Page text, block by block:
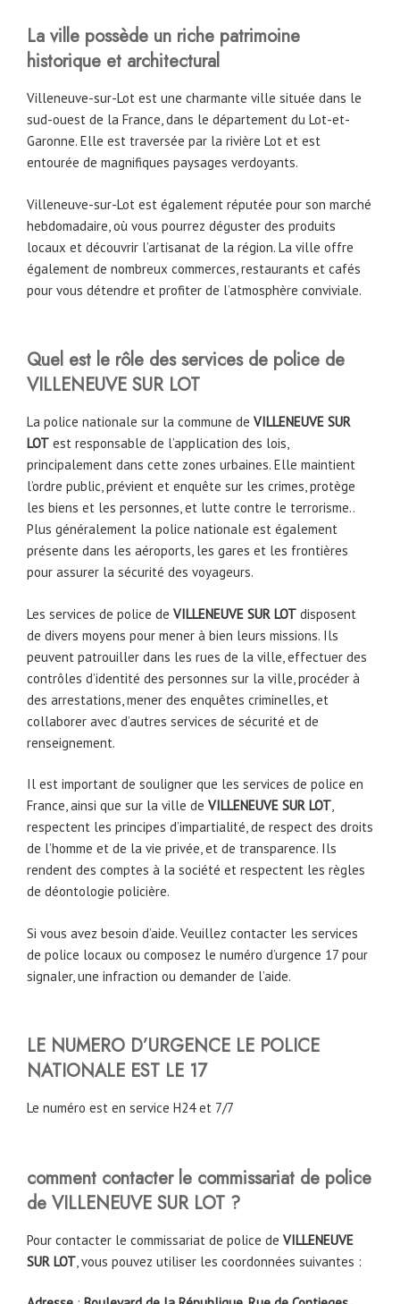
La ville possède un riche patrimoine
historique et architectural
Villeneuve-sur-Lot est une charmante ville située dans le
sud-ouest de la France, dans le département du Lot-et-
Garonne. Elle est traversée par la rivière Lot et est
entourée de magnifiques paysages verdoyants.
Villeneuve-sur-Lot est également réputée pour son marché
hebdomadaire, où vous pourrez déguster des produits
locaux et découvrir l’artisanat de la région. La ville offre
également de nombreux commerces, restaurants et cafés
pour vous détendre et profiter de l’atmosphère conviviale.
Quel est le rôle des services de police de
VILLENEUVE SUR LOT
La police nationale sur la commune de VILLENEUVE SUR
LOT est responsable de l’application des lois,
principalement dans cette zones urbaines. Elle maintient
l’ordre public, prévient et enquête sur les crimes, protège
les biens et les personnes, et lutte contre le terrorisme..
Plus généralement la police nationale est également
présente dans les aéroports, les gares et les frontières
pour assurer la sécurité des voyageurs.
Les services de police de VILLENEUVE SUR LOT disposent
de divers moyens pour mener à bien leurs missions. Ils
peuvent patrouiller dans les rues de la ville, effectuer des
contrôles d’identité des personnes sur la ville, procéder à
des arrestations, mener des enquêtes criminelles, et
collaborer avec d’autres services de sécurité et de
renseignement.
Il est important de souligner que les services de police en
France, ainsi que sur la ville de VILLENEUVE SUR LOT,
respectent les principes d’impartialité, de respect des droits
de l’homme et de la vie privée, et de transparence. Ils
rendent des comptes à la société et respectent les règles
de déontologie policière.
Si vous avez besoin d’aide. Veuillez contacter les services
de police locaux ou composez le numéro d’urgence 17 pour
signaler, une infraction ou demander de l’aide.
LE NUMERO D’URGENCE LE POLICE
NATIONALE EST LE 17
Le numéro est en service H24 et 7/7
comment contacter le commissariat de police
de VILLENEUVE SUR LOT ?
Pour contacter le commissariat de police de VILLENEUVE
SUR LOT , vous pouvez utiliser les coordonnées suivantes :